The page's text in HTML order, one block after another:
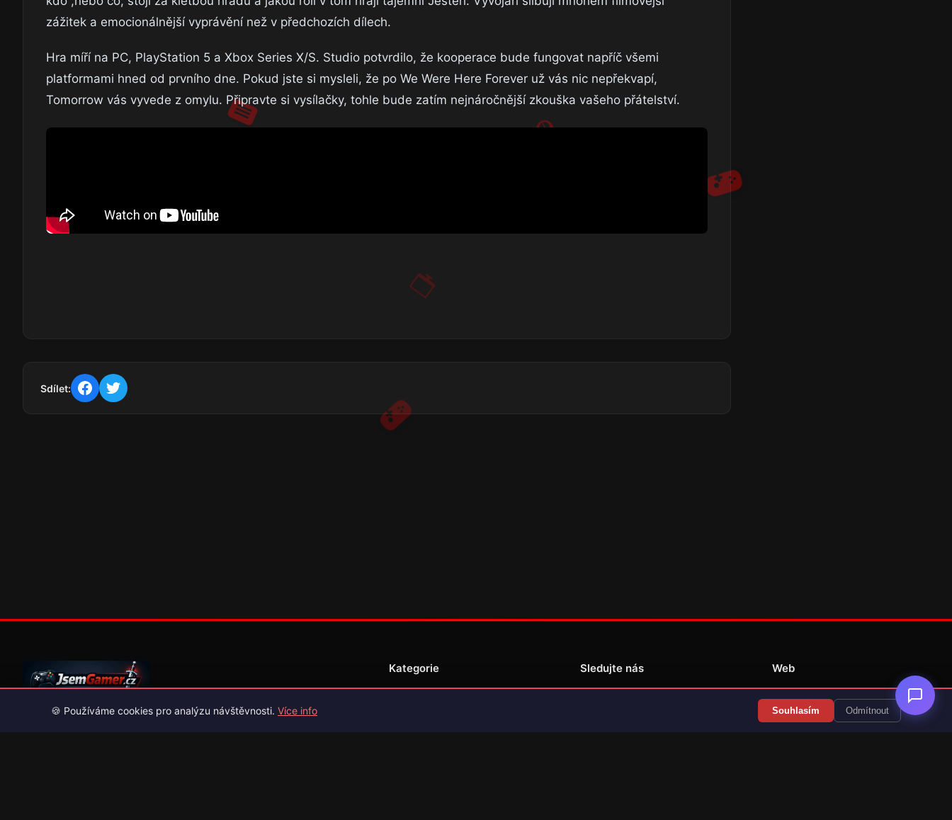
zážitek a emocionálnější vyprávění než v předchozích dílech.
Hra míří na PC, PlayStation 5 a Xbox Series X/S. Studio potvrdilo, že kooperace bude fungovat napříč všemi
platformami hned od prvního dne. Pokud jste si mysleli, že po We Were Here Forever už vás nic nepřekvapí,
Tomorrow vás vyvede z omylu. Připravte si vysílačky, tohle bude zatím nejnáročnější zkouška vašeho přátelství.
Sdílet:
Váš průvodce světem videoher. Novinky, recenze a česko-slovenské
překlady her.
Kategorie Sledujte nás Web
Překlady her
🍪 Používáme cookies pro analýzu návštěvnosti. Více info Souhlasím Odmítnout